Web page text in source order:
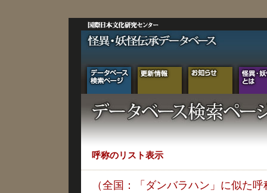
呼称のリスト表示
（全国：「ダンバラハン」に似た呼